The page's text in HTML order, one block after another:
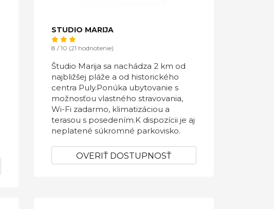
STUDIO MARIJA
8 / 10 (21 hodnotenie)
Študio Marija sa nachádza 2 km od
najbližšej pláže a od historického
centra Puly.Ponúka ubytovanie s
možnosťou vlastného stravovania,
Wi-Fi zadarmo, klimatizáciou a
terasou s posedením.K dispozícii je aj
neplatené súkromné ​​parkovisko.
OVERIŤ DOSTUPNOSŤ